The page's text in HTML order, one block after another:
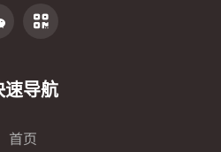
速导航
首页